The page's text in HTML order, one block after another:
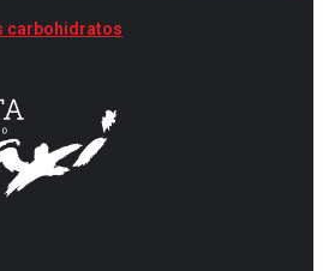
carbohidratos